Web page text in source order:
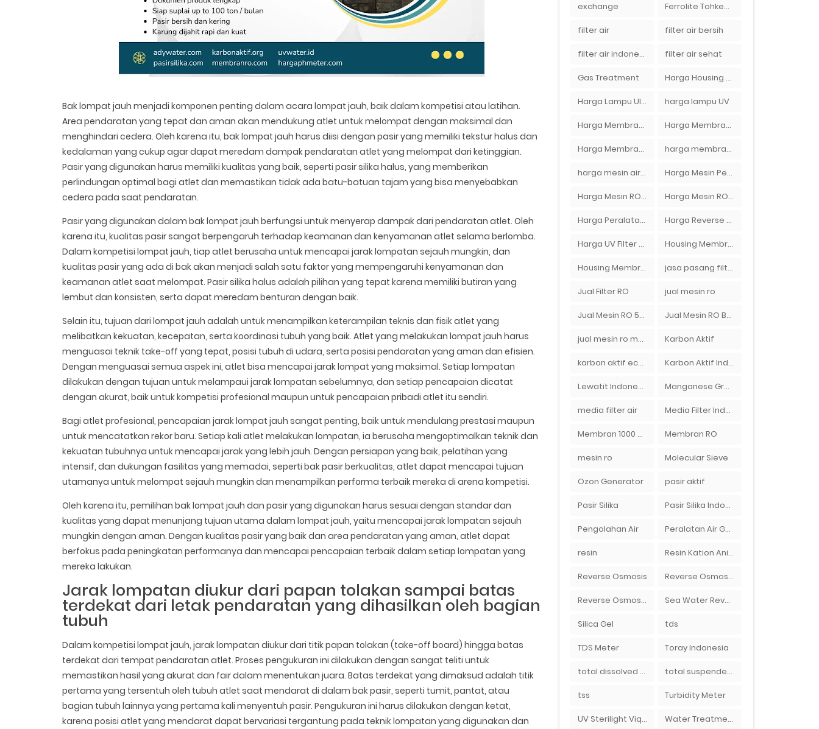
Bak lompat jauh menjadi komponen penting dalam acara lompat jauh, baik dalam kompetisi atau latihan.
Area pendaratan yang tepat dan aman akan mendukung atlet untuk melompat dengan maksimal dan
menghindari cedera. Oleh karena itu, bak lompat jauh harus diisi dengan pasir yang memiliki tekstur halus dan
kedalaman yang cukup agar dapat meredam dampak pendaratan atlet yang melompat dari ketinggian.
Pasir yang digunakan harus memiliki kualitas yang baik, seperti pasir silika halus, yang memberikan
perlindungan optimal bagi atlet dan memastikan tidak ada batu-batuan tajam yang bisa menyebabkan
cedera pada saat pendaratan.
Pasir yang digunakan dalam bak lompat jauh berfungsi untuk menyerap dampak dari pendaratan atlet. Oleh
karena itu, kualitas pasir sangat berpengaruh terhadap keamanan dan kenyamanan atlet selama berlomba.
Dalam kompetisi lompat jauh, tiap atlet berusaha untuk mencapai jarak lompatan sejauh mungkin, dan
kualitas pasir yang ada di bak akan menjadi salah satu faktor yang mempengaruhi kenyamanan dan
keamanan atlet saat melompat. Pasir silika halus adalah pilihan yang tepat karena memiliki butiran yang
lembut dan konsisten, serta dapat meredam benturan dengan baik.
Selain itu, tujuan dari lompat jauh adalah untuk menampilkan keterampilan teknis dan fisik atlet yang
melibatkan kekuatan, kecepatan, serta koordinasi tubuh yang baik. Atlet yang melakukan lompat jauh harus
menguasai teknik take-off yang tepat, posisi tubuh di udara, serta posisi pendaratan yang aman dan efisien.
Dengan menguasai semua aspek ini, atlet bisa mencapai jarak lompat yang maksimal. Setiap lompatan
dilakukan dengan tujuan untuk melampaui jarak lompatan sebelumnya, dan setiap pencapaian dicatat
dengan akurat, baik untuk kompetisi profesional maupun untuk pencapaian pribadi atlet itu sendiri.
Bagi atlet profesional, pencapaian jarak lompat jauh sangat penting, baik untuk mendulang prestasi maupun
untuk mencatatkan rekor baru. Setiap kali atlet melakukan lompatan, ia berusaha mengoptimalkan teknik dan
kekuatan tubuhnya untuk mencapai jarak yang lebih jauh. Dengan persiapan yang baik, pelatihan yang
intensif, dan dukungan fasilitas yang memadai, seperti bak pasir berkualitas, atlet dapat mencapai tujuan
utamanya untuk melompat sejauh mungkin dan menampilkan performa terbaik mereka di arena kompetisi.
Oleh karena itu, pemilihan bak lompat jauh dan pasir yang digunakan harus sesuai dengan standar dan
kualitas yang dapat menunjang tujuan utama dalam lompat jauh, yaitu mencapai jarak lompatan sejauh
mungkin dengan aman. Dengan kualitas pasir yang baik dan area pendaratan yang aman, atlet dapat
berfokus pada peningkatan performanya dan mencapai pencapaian terbaik dalam setiap lompatan yang
mereka lakukan.
Jarak lompatan diukur dari papan tolakan sampai batas
terdekat dari letak pendaratan yang dihasilkan oleh bagian
tubuh
Dalam kompetisi lompat jauh, jarak lompatan diukur dari titik papan tolakan (take-off board) hingga batas
terdekat dari tempat pendaratan atlet. Proses pengukuran ini dilakukan dengan sangat teliti untuk
memastikan hasil yang akurat dan fair dalam menentukan juara. Batas terdekat yang dimaksud adalah titik
pertama yang tersentuh oleh tubuh atlet saat mendarat di dalam bak pasir, seperti tumit, pantat, atau
bagian tubuh lainnya yang pertama kali menyentuh pasir. Pengukuran ini harus dilakukan dengan ketat,
karena posisi atlet yang mendarat dapat bervariasi tergantung pada teknik lompatan yang digunakan dan
exchange Ferrolite Tohkemy Jepang Indonesia
filter air filter air bersih
filter air indonesia filter air sehat
Gas Treatment Harga Housing Membran RO 2000 GPD
Harga Lampu Ultraviolet Depot Air Isi Ulang harga lampu UV
Harga Membran Air Galon Harga Membran Kantor
Harga Membran RO 100 gpd harga membran ro 1000 gpd
harga mesin air ro Harga Mesin Pengisi Air Galon
Harga Mesin RO 2000 GPD Harga Mesin RO 500 GPD
Harga Peralatan RO Harga Reverse Osmosis di Semarang
Harga UV Filter Air Housing Membran
Housing Membran RO jasa pasang filter air
Jual Filter RO jual mesin ro
Jual Mesin RO 500 gpd 1 Membran Jual Mesin RO Bekas di Medan
jual mesin ro murah semarang Karbon Aktif
karbon aktif eceran Karbon Aktif Indonesia
Lewatit Indonesia Manganese Greensand Plus
media filter air Media Filter Indonesia
Membran 1000 GPD Membran RO
mesin ro Molecular Sieve
Ozon Generator pasir aktif
Pasir Silika Pasir Silika Indonesia
Pengolahan Air Peralatan Air Galon RO Palembang
resin Resin Kation Anion
Reverse Osmosis Reverse Osmosis Micron
Reverse Osmosis Surabaya Sea Water Reverse Osmosis
Silica Gel tds
TDS Meter Toray Indonesia
total dissolved solid total suspended solid
tss Turbidity Meter
UV Sterilight Viqua Water Treatment